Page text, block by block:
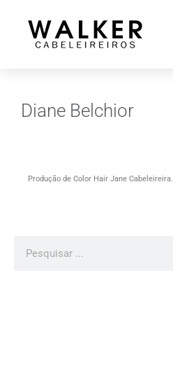
Diane Belchior
Produção de Color Hair Jane Cabeleireira.